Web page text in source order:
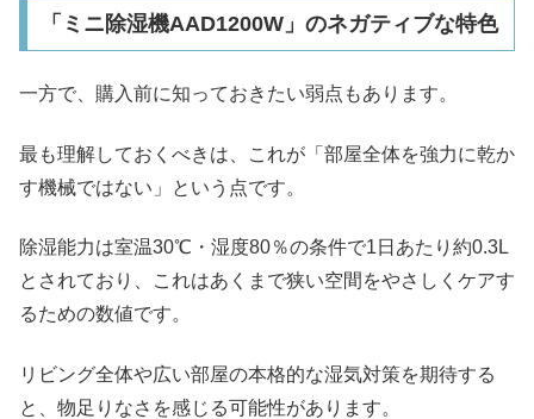
「ミニ除湿機AAD1200W」のネガティブな特色
一方で、購入前に知っておきたい弱点もあります。
最も理解しておくべきは、これが「部屋全体を強力に乾か
す機械ではない」という点です。
除湿能力は室温30℃・湿度80％の条件で1日あたり約0.3L
とされており、これはあくまで狭い空間をやさしくケアす
るための数値です。
リビング全体や広い部屋の本格的な湿気対策を期待する
と、物足りなさを感じる可能性があります。